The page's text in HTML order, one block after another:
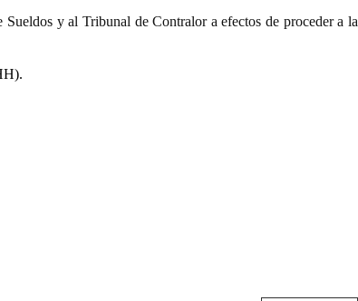
Sueldos y al Tribunal de Contralor a efectos de proceder a la